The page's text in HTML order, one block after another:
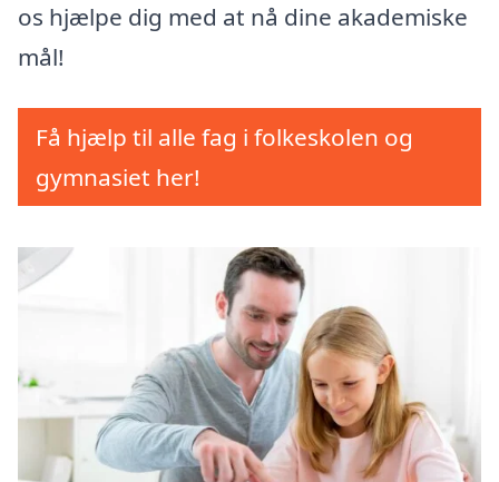
os hjælpe dig med at nå dine akademiske
mål!
Få hjælp til alle fag i folkeskolen og
gymnasiet her!